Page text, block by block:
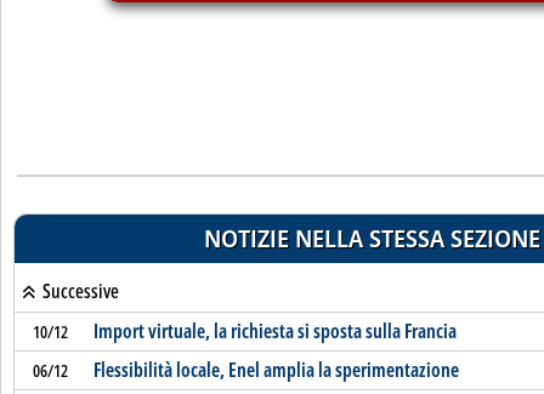
NOTIZIE NELLA STESSA SEZIONE
Successive
10/12 Import virtuale, la richiesta si sposta sulla Francia
06/12 Flessibilità locale, Enel amplia la sperimentazione